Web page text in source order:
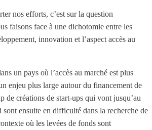
nos efforts, c’est sur la question
faisons face à une dichotomie entre les
innovation et l’aspect accès au
un pays où l’accès au marché est plus
enjeu plus large autour du financement de
de créations de start-ups qui vont jusqu’au
ensuite en difficulté dans la recherche de
où les levées de fonds sont